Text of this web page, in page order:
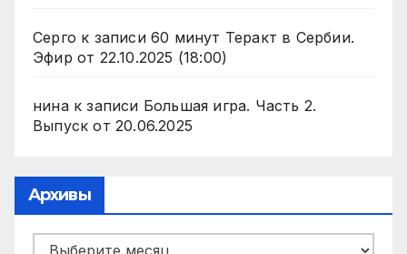
Серго к записи 60 минут Теракт в Сербии.
Эфир от 22.10.2025 (18:00)
нинак записи Большая игра. Часть 2.
Выпуск от 20.06.2025
Архивы
Архивы